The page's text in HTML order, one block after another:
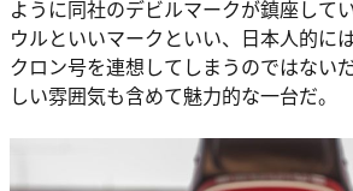
ように同社のデビルマークが鎮座して
ウルといいマークといい、日本人的に
クロン号を連想してしまうのではない
しい雰囲気も含めて魅力的な一台だ。